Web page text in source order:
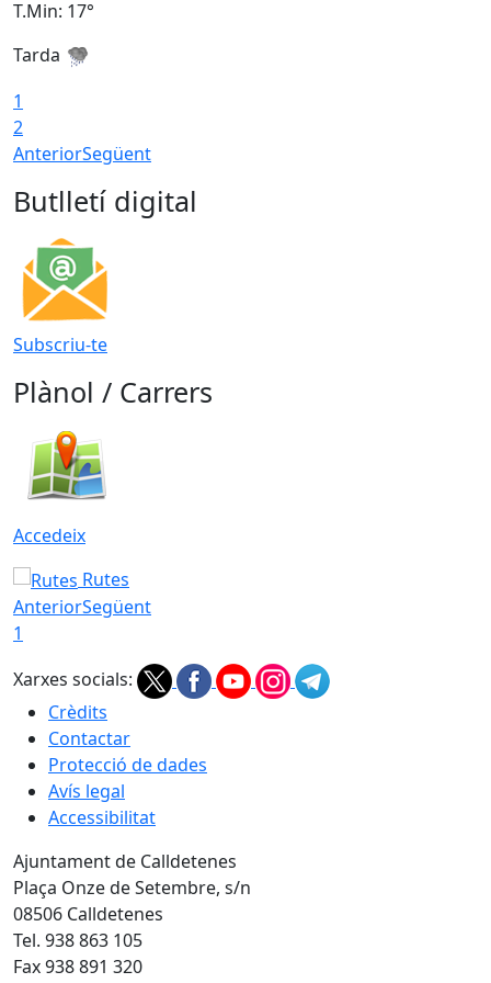
T.Min: 17°
Tarda
1
2
AnteriorSegüent
Butlletí digital
Subscriu-te
Plànol / Carrers
Accedeix
Rutes
AnteriorSegüent
1
Xarxes socials:
Crèdits
Contactar
Protecció de dades
Avís legal
Accessibilitat
Ajuntament de Calldetenes
Plaça Onze de Setembre, s/n
08506 Calldetenes
Tel. 938 863 105
Fax 938 891 320